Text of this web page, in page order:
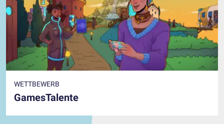
WETTBEWERB
GamesTalente